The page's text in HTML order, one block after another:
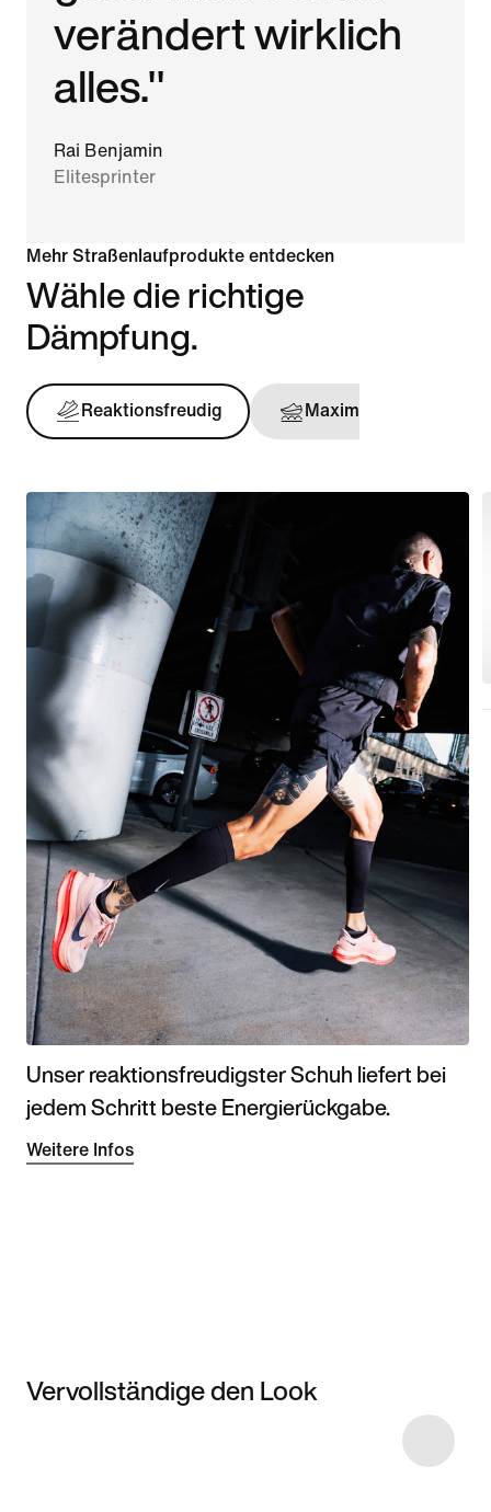
verändert wirklich
alles."
Rai Benjamin
Elitesprinter
Mehr Straßenlaufprodukte entdecken
Wähle die richtige
Dämpfung.
Reaktionsfreudig Maximal
Unser reaktionsfreudigster Schuh liefert bei
jedem Schritt beste Energierückgabe.
Weitere Infos
Vervollständige den Look